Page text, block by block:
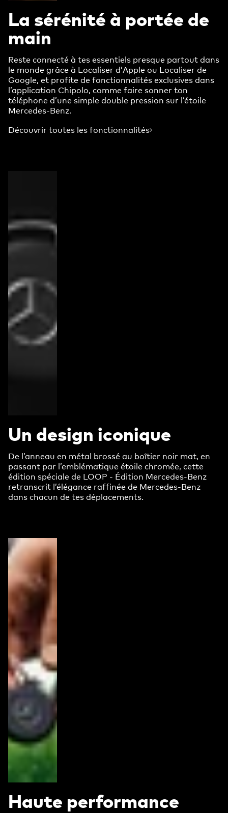
La sérénité à portée de
main
Reste connecté à tes essentiels presque partout dans
le monde grâce à Localiser d’Apple ou Localiser de
Google, et profite de fonctionnalités exclusives dans
l’application Chipolo, comme faire sonner ton
téléphone d’une simple double pression sur l’étoile
Mercedes-Benz.
Découvrir toutes les fonctionnalités
Un design iconique
De l’anneau en métal brossé au boîtier noir mat, en
passant par l’emblématique étoile chromée, cette
édition spéciale de LOOP - Édition Mercedes-Benz
retranscrit l’élégance raffinée de Mercedes-Benz
dans chacun de tes déplacements.
Haute performance